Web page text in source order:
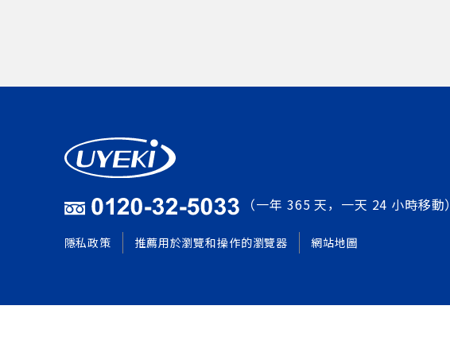
（一年 365 天，一天 24 小時移動）
隱私政策 推薦用於瀏覽和操作的瀏覽器 網站地圖